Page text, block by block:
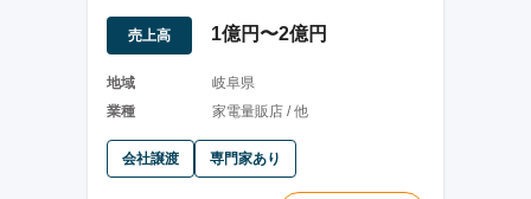
電販売店
売上高 1億円〜2億円
地域
岐阜県
業種
家電量販店 / 他
会社譲渡 専門家あり